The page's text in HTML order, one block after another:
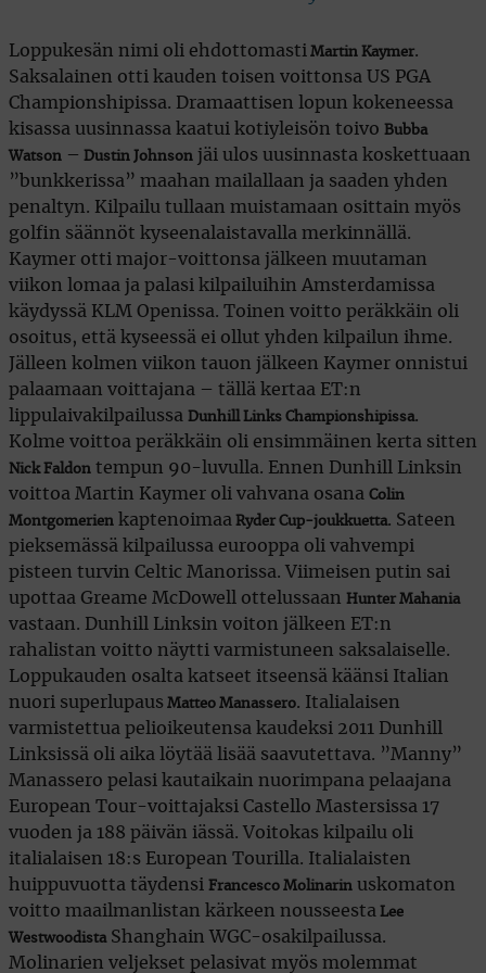
Loppukesän nimi oli ehdottomasti Martin Kaymer.
Saksalainen otti kauden toisen voittonsa US PGA
Championshipissa. Dramaattisen lopun kokeneessa
kisassa uusinnassa kaatui kotiyleisön toivo Bubba
Watson – Dustin Johnson jäi ulos uusinnasta koskettuaan
”bunkkerissa” maahan mailallaan ja saaden yhden
penaltyn. Kilpailu tullaan muistamaan osittain myös
golfin säännöt kyseenalaistavalla merkinnällä.
Kaymer otti major-voittonsa jälkeen muutaman
viikon lomaa ja palasi kilpailuihin Amsterdamissa
käydyssä KLM Openissa. Toinen voitto peräkkäin oli
osoitus, että kyseessä ei ollut yhden kilpailun ihme.
Jälleen kolmen viikon tauon jälkeen Kaymer onnistui
palaamaan voittajana – tällä kertaa ET:n
lippulaivakilpailussa Dunhill Links Championshipissa.
Kolme voittoa peräkkäin oli ensimmäinen kerta sitten
Nick Faldon tempun 90-luvulla. Ennen Dunhill Linksin
voittoa Martin Kaymer oli vahvana osana Colin
Montgomerien kaptenoimaa Ryder Cup-joukkuetta. Sateen
pieksemässä kilpailussa eurooppa oli vahvempi
pisteen turvin Celtic Manorissa. Viimeisen putin sai
upottaa Greame McDowell ottelussaan Hunter Mahania
vastaan. Dunhill Linksin voiton jälkeen ET:n
rahalistan voitto näytti varmistuneen saksalaiselle.
Loppukauden osalta katseet itseensä käänsi Italian
nuori superlupaus Matteo Manassero. Italialaisen
varmistettua pelioikeutensa kaudeksi 2011 Dunhill
Linksissä oli aika löytää lisää saavutettava. ”Manny”
Manassero pelasi kautaikain nuorimpana pelaajana
European Tour-voittajaksi Castello Mastersissa 17
vuoden ja 188 päivän iässä. Voitokas kilpailu oli
italialaisen 18:s European Tourilla. Italialaisten
huippuvuotta täydensi Francesco Molinarin uskomaton
voitto maailmanlistan kärkeen nousseesta Lee
WestwoodistaShanghain WGC-osakilpailussa.
Molinarien veljekset pelasivat myös molemmat